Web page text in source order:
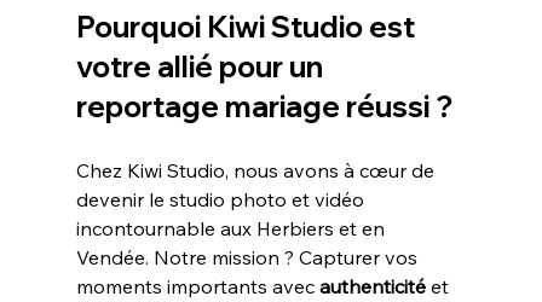
Pourquoi Kiwi Studio est
votre allié pour un
reportage mariage réussi ?
Chez Kiwi Studio, nous avons à cœur de
devenir le studio photo et vidéo
incontournable aux Herbiers et en
Vendée. Notre mission ? Capturer vos
moments importants avec authenticité et